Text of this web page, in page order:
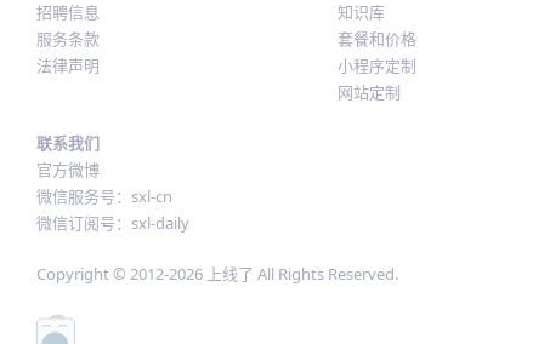
招聘信息
服务条款
法律声明
知识库
套餐和价格
小程序定制
网站定制
联系我们
官方微博
微信服务号：sxl-cn
微信订阅号：sxl-daily
Copyright © 2012-2026 上线了 All Rights Reserved.